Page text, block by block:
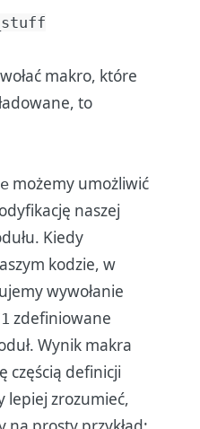
makro, które
to
możemy umożliwić
naszej
Kiedy
kodzie, w
wywołanie
zdefiniowane
Wynik makra
częścią definicji
lepiej zrozumieć,